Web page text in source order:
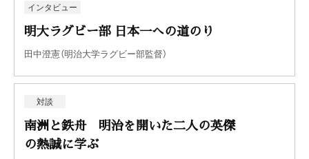
インタビュー
明大ラグビー部 日本一への道のり
田中澄憲（明治大学ラグビー部監督）
対談
南洲と鉄舟 明治を開いた二人の英傑
の熱誠に学ぶ